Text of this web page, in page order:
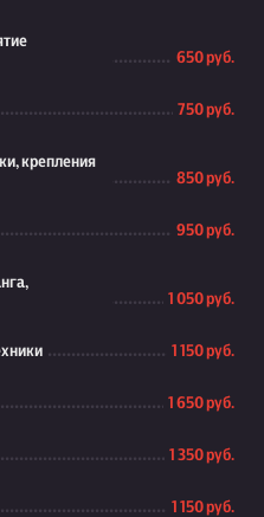
650 руб.
750 руб.
крепления
850 руб.
950 руб.
1 050 руб.
1 150 руб.
1 650 руб.
1 350 руб.
1 150 руб.